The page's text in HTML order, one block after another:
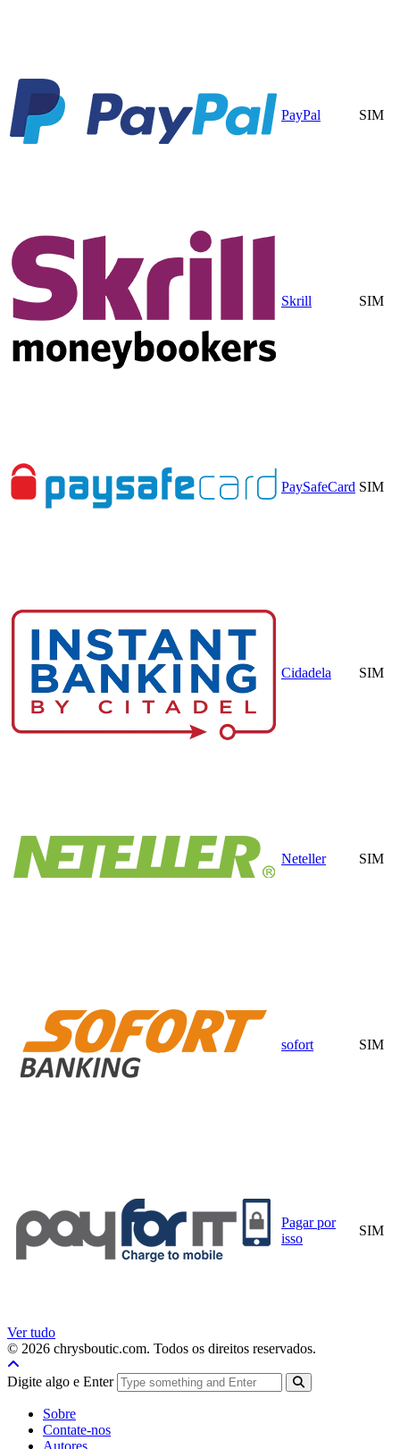
PayPal SIM
Skrill SIM
PaySafeCard SIM
Cidadela SIM
Neteller SIM
sofort SIM
Pagar por
isso
SIM
Ver tudo
© 2026 chrysboutic.com. Todos os direitos reservados.
Digite algo e Enter
Sobre
Contate-nos
Autores